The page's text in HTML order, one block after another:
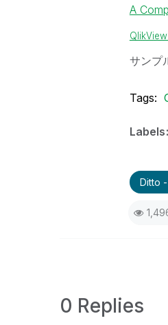
A
サンプ
Tags:
Labels
Ditto
0 Replies